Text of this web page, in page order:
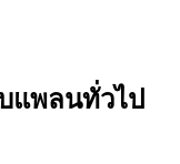
แพลนทั่วไป